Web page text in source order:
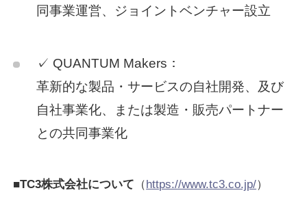
同事業運営、ジョイントベンチャー設立
✓ QUANTUM Makers：
革新的な製品・サービスの自社開発、及び
自社事業化、または製造・販売パートナー
との共同事業化
■TC3株式会社について （https://www.tc3.co.jp/）